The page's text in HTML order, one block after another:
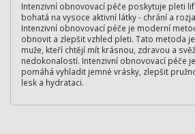
Intenzivní obnovovací péče poskytuje pleti
bohatá na vysoce aktivní látky - chrání a
Intenzivní obnovovací péče je moderní
obnovit a zlepšit vzhled pleti. Tato metoda
muže, kteří chtějí mít krásnou, zdravou a
nedokonalostí. Intenzivní obnovovací péče
pomáhá vyhladit jemné vrásky, zlepšit
lesk a hydrataci.